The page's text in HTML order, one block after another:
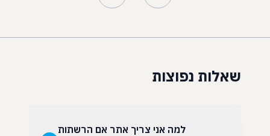
שאלות נפוצות
למה אני צריך אתר אם הרשתות